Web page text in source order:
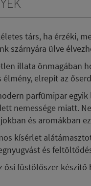
társ, ha érzéki,
szárnyára ülve
illata önmagában
elrepít az
parfümipar
nemessége miatt.
és aromákban
kísérlet
és
füstölőszer